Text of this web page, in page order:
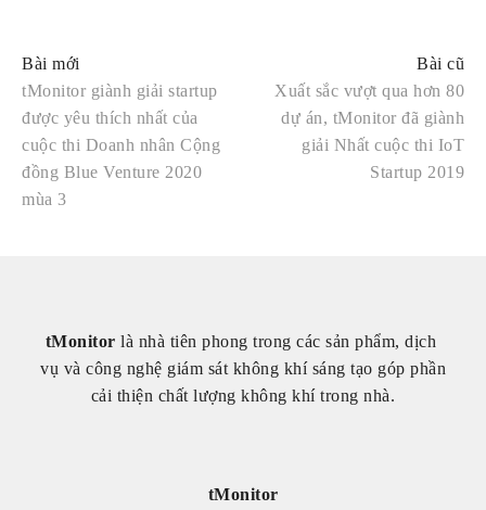
tMonitor giành giải startup
được yêu thích nhất của
cuộc thi Doanh nhân Cộng
đồng Blue Venture 2020
mùa 3
Xuất sắc vượt qua hơn 80
dự án, tMonitor đã giành
giải Nhất cuộc thi IoT
Startup 2019
tMonitor là nhà tiên phong trong các sản phẩm, dịch
vụ và công nghệ giám sát không khí sáng tạo góp phần
cải thiện chất lượng không khí trong nhà.
tMonitor